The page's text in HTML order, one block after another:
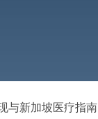
与新加坡医疗指南